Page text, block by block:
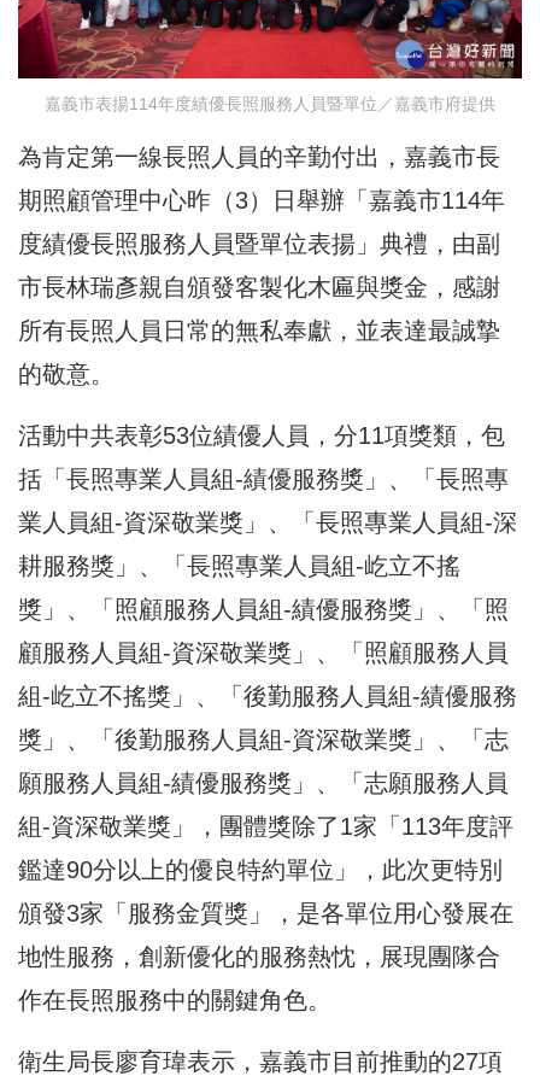
嘉義市表揚114年度績優長照服務人員暨單位／嘉義市府提供
為肯定第一線長照人員的辛勤付出，嘉義市長
期照顧管理中心昨（3）日舉辦「嘉義市114年
度績優長照服務人員暨單位表揚」典禮，由副
市長林瑞彥親自頒發客製化木匾與獎金，感謝
所有長照人員日常的無私奉獻，並表達最誠摯
的敬意。
活動中共表彰53位績優人員，分11項獎類，包
括「長照專業人員組-績優服務獎」、「長照專
業人員組-資深敬業獎」、「長照專業人員組-深
耕服務獎」、「長照專業人員組-屹立不搖
獎」、「照顧服務人員組-績優服務獎」、「照
顧服務人員組-資深敬業獎」、「照顧服務人員
組-屹立不搖獎」、「後勤服務人員組-績優服務
獎」、「後勤服務人員組-資深敬業獎」、「志
願服務人員組-績優服務獎」、「志願服務人員
組-資深敬業獎」，團體獎除了1家「113年度評
鑑達90分以上的優良特約單位」，此次更特別
頒發3家「服務金質獎」，是各單位用心發展在
地性服務，創新優化的服務熱忱，展現團隊合
作在長照服務中的關鍵角色。
衛生局長廖育瑋表示，嘉義市目前推動的27項